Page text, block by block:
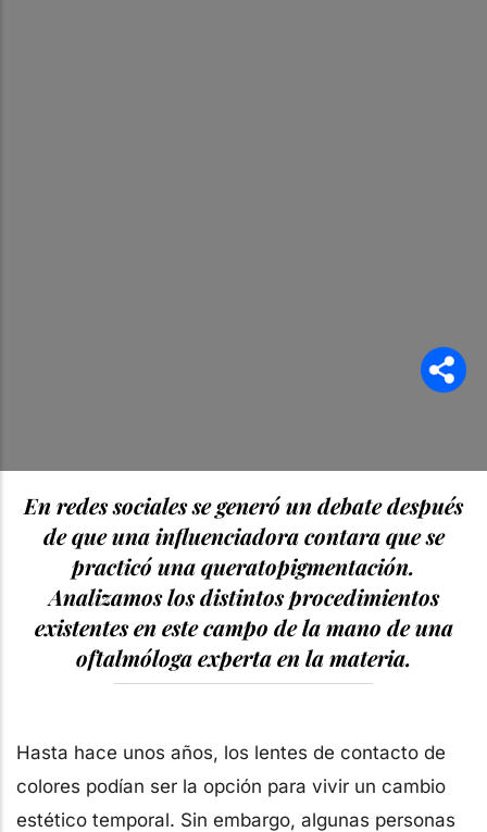
En redes sociales se generó un debate después
de que una influenciadora contara que se
practicó una queratopigmentación.
Analizamos los distintos procedimientos
existentes en este campo de la mano de una
oftalmóloga experta en la materia.
Hasta hace unos años, los lentes de contacto de
colores podían ser la opción para vivir un cambio
estético temporal. Sin embargo, algunas personas